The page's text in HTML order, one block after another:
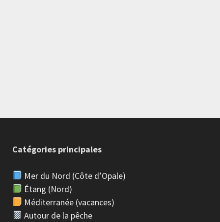
Catégories principales
Mer du Nord (Côte d’Opale)
Étang (Nord)
Méditerranée (vacances)
Autour de la pêche